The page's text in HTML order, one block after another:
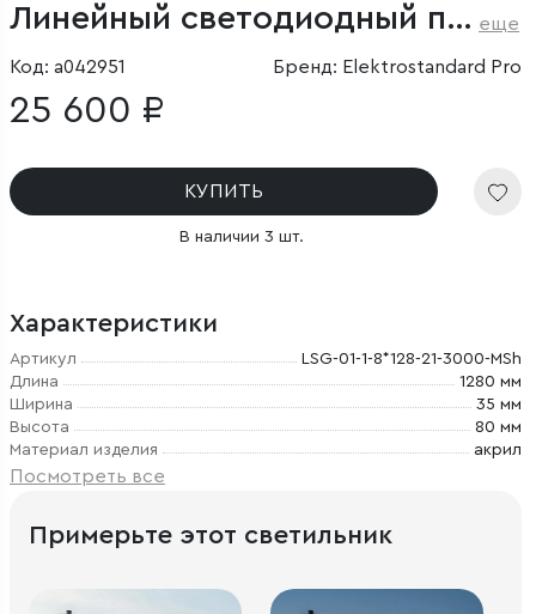
Линейный светодиодный подвесной односторонний светильник 128см 25Вт 3000К черный еще
Код: a042951 Бренд: Elektrostandard Pro
25 600 ₽
КУПИТЬ
В наличии 3 шт.
Характеристики
Артикул
LSG-01-1-8*128-21-3000-MSh
Длина
1280 мм
Ширина
35 мм
Высота
80 мм
Материал изделия
акрил
Посмотреть все
Примерьте этот светильник